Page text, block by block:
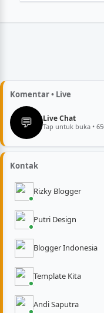
Komentar • Live
💬 Live Chat
Tap untuk buka •
Kontak
Rizky Blogger
Putri Design
Blogger Indonesia
Template Kita
Andi Saputra